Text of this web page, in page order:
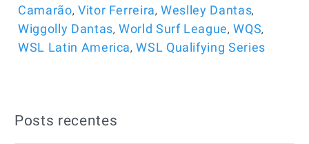
Camarão, Vitor Ferreira,Weslley Dantas,
Wiggolly Dantas,World Surf League,WQS,
WSL Latin America,WSL Qualifying Series
Posts recentes